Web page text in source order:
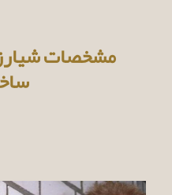
مشخصات